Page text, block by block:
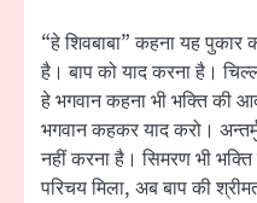
“हे शिवबाबा” कहना यह
है। बाप को याद करना है।
हे भगवान कहना भी भक्ति की
भगवान कहकर याद करो।
नहीं करना है। सिमरण भी भक्ति
परिचय मिला, अब बाप की